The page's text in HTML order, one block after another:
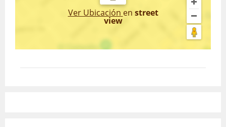
Ver Ubicación en street
view